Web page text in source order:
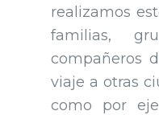
realizamos
familias,
compañeros
viaje a otras
como por